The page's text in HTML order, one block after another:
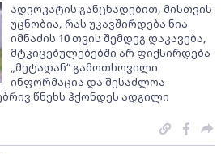
ადვოკატის განცხადებით, მისთვის
უცნობია, რას უკავშირდება ნია
იმნაძის 10 თვის შემდეგ დაკავება,
მტკიცებულებებში არ ფიქსირდება
„მეტადან“ გამოთხოვილი
ინფორმაცია და შესაძლოა
წნეხს ჰქონდეს ადგილი